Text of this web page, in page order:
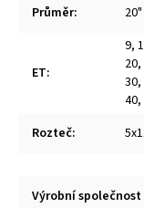
Průměr: 20"
ET:
9,
20,
30,
40,
Rozteč:
Výrobní společnost